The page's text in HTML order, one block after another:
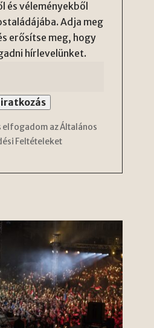
és véleményekből
Adja meg
erősítse meg, hogy
hírlevelünket.
elfogadom az Általános
Feltételeket